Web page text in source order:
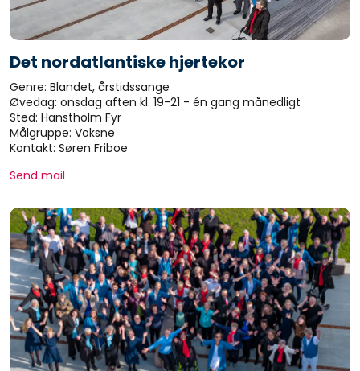
Det nordatlantiske hjertekor
Genre: Blandet, årstidssange
Øvedag: onsdag aften kl. 19-21 - én gang månedligt
Sted: Hanstholm Fyr
Målgruppe: Voksne
Kontakt: Søren Friboe
Send mail